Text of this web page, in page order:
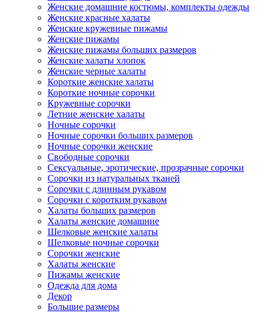
Женские домашние костюмы, комплекты одежды
Женские красные халаты
Женские кружевные пижамы
Женские пижамы
Женские пижамы больших размеров
Женские халаты хлопок
Женские черные халаты
Короткие женские халаты
Короткие ночные сорочки
Кружевные сорочки
Летние женские халаты
Ночные сорочки
Ночные сорочки больших размеров
Ночные сорочки женские
Свободные сорочки
Сексуальные, эротические, прозрачные сорочки
Сорочки из натуральных тканей
Сорочки с длинным рукавом
Сорочки с коротким рукавом
Халаты больших размеров
Халаты женские домашние
Шелковые женские халаты
Шелковые ночные сорочки
Сорочки женские
Халаты женские
Пижамы женские
Одежда для дома
Декор
Большие размеры